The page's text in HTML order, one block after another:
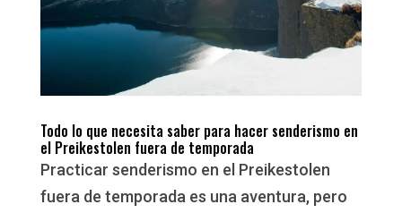
Todo lo que necesita saber para hacer senderismo en
el Preikestolen fuera de temporada
Practicar senderismo en el Preikestolen
fuera de temporada es una aventura, pero